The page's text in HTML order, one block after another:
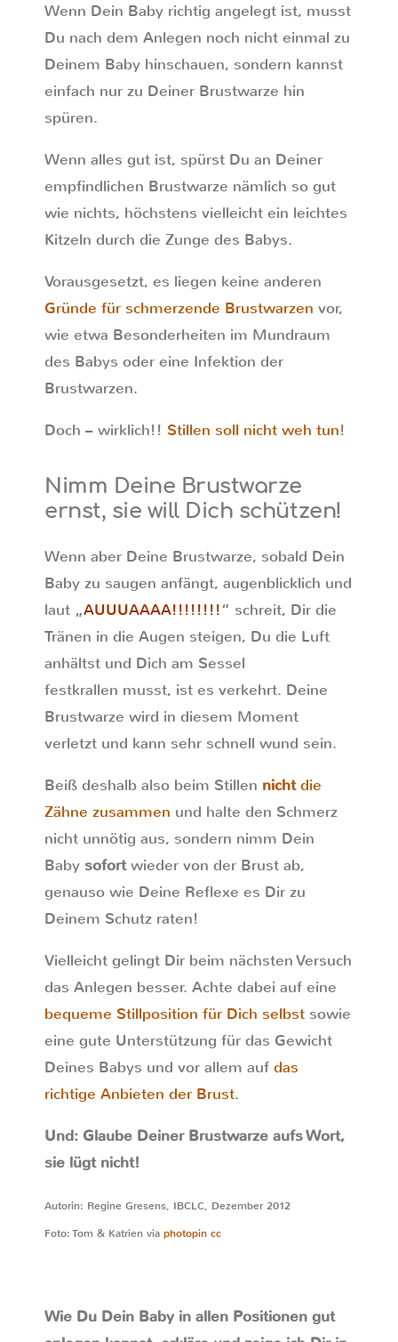
Wenn Dein Baby richtig angelegt ist, musst
Du nach dem Anlegen noch nicht einmal zu
Deinem Baby hinschauen, sondern kannst
einfach nur zu Deiner Brustwarze hin
spüren.
Wenn alles gut ist, spürst Du an Deiner
empfindlichen Brustwarze nämlich so gut
wie nichts, höchstens vielleicht ein leichtes
Kitzeln durch die Zunge des Babys.
Vorausgesetzt, es liegen keine anderen
Gründe für schmerzende Brustwarzen vor,
wie etwa Besonderheiten im Mundraum
des Babys oder eine Infektion der
Brustwarzen.
Doch – wirklich!! Stillen soll nicht weh tun!
Nimm Deine Brustwarze
ernst, sie will Dich schützen!
Wenn aber Deine Brustwarze, sobald Dein
Baby zu saugen anfängt, augenblicklich und
laut „AUUUAAAA!!!!!!!!“ schreit, Dir die
Tränen in die Augen steigen, Du die Luft
anhältst und Dich am Sessel
festkrallen musst, ist es verkehrt. Deine
Brustwarze wird in diesem Moment
verletzt und kann sehr schnell wund sein.
Beiß deshalb also beim Stillen nichtdie
Zähne zusammen und halte den Schmerz
nicht unnötig aus, sondern nimm Dein
Baby sofortwieder von der Brust ab,
genauso wie Deine Reflexe es Dir zu
Deinem Schutz raten!
Vielleicht gelingt Dir beim nächsten Versuch
das Anlegen besser. Achte dabei auf eine
bequeme Stillposition für Dich selbst sowie
eine gute Unterstützung für das Gewicht
Deines Babys und vor allem auf das
richtige Anbieten der Brust.
Und: Glaube Deiner Brustwarze aufs Wort,
sie lügt nicht!
Autorin: Regine Gresens, IBCLC, Dezember 2012
Foto: Tom & Katrien via photopin cc
Wie Du Dein Baby in allen Positionen gut